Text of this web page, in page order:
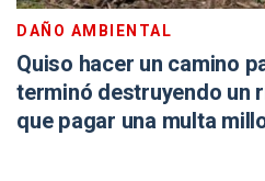
DAÑO AMBIENTAL
Quiso hacer un camino
terminó destruyendo un
que pagar una multa